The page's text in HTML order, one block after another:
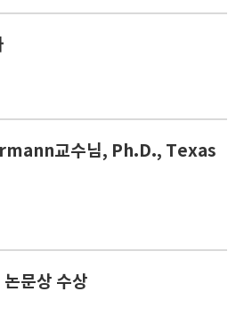
교수님, Ph.D., Texas
문상 수상